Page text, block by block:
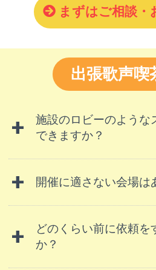
まずはご相談・
出張歌声喫
施設のロビーのような
できますか？
開催に適さない会場は
どのくらい前に依頼を
か？